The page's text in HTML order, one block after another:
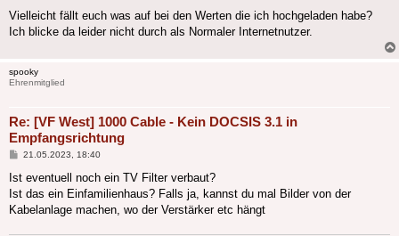
Vielleicht fällt euch was auf bei den Werten die ich hochgeladen habe?
Ich blicke da leider nicht durch als Normaler Internetnutzer.
spooky
Ehrenmitglied
Re: [VF West] 1000 Cable - Kein DOCSIS 3.1 in
Empfangsrichtung
Beitrag
21.05.2023, 18:40
Ist eventuell noch ein TV Filter verbaut?
Ist das ein Einfamilienhaus? Falls ja, kannst du mal Bilder von der
Kabelanlage machen, wo der Verstärker etc hängt